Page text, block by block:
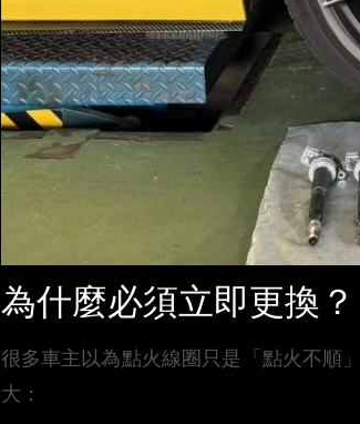
為什麼必須立即更換？
很多車主以為點火線圈只是「點火不順
大：